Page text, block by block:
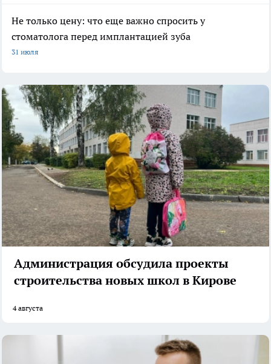
Не только цену: что еще важно спросить у
стоматолога перед имплантацией зуба
31 июля
Администрация обсудила проекты
строительства новых школ в Кирове
4 августа